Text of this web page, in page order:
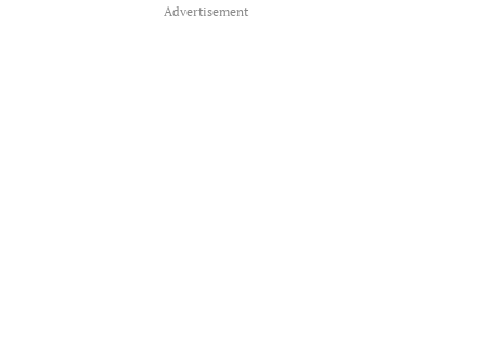
Advertisement